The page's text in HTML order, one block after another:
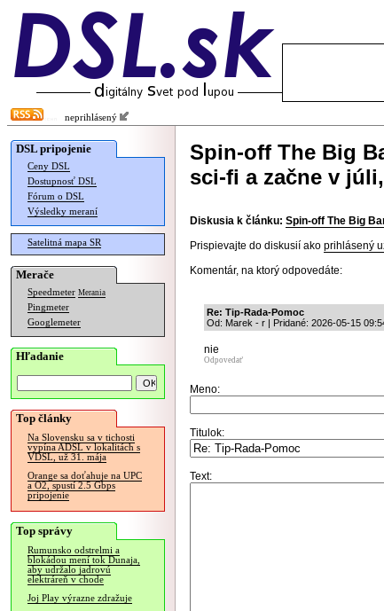
neprihlásený
DSL pripojenie
Ceny DSL
Dostupnosť DSL
Fórum o DSL
Výsledky meraní
Satelitná mapa SR
Merače
Speedmeter Merania
Pingmeter
Googlemeter
Hľadanie
Top články
Na Slovensku sa v tichosti
vypína ADSL v lokalitách s
VDSL, už 31. mája
Orange sa doťahuje na UPC
a O2, spustí 2.5 Gbps
pripojenie
Top správy
Rumunsko odstrelmi a
blokádou mení tok Dunaja,
aby udržalo jadrovú
elektráreň v chode
Joj Play výrazne zdražuje
Spin-off The Big
sci-fi a začne v
Diskusia k článku: Spin-off The Big
Prispievajte do diskusií ako prihlásený
Komentár, na ktorý odpovedáte:
Re: Tip-Rada-Pomoc
Od: Marek - r | Pridané: 2026-05-15
nie
Odpovedať
Meno:
Titulok:
Text: